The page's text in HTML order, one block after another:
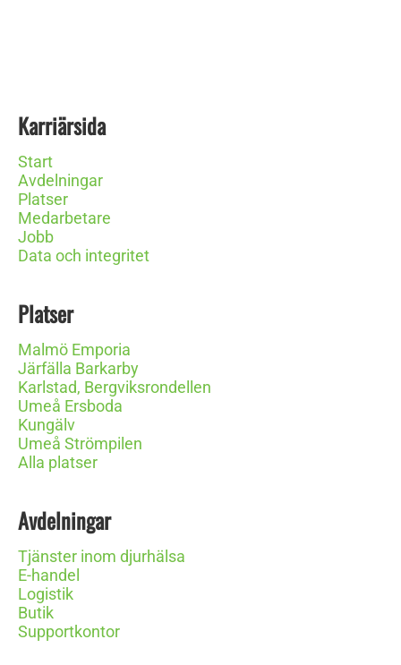
Karriärsida
Start
Avdelningar
Platser
Medarbetare
Jobb
Data och integritet
Platser
Malmö Emporia
Järfälla Barkarby
Karlstad, Bergviksrondellen
Umeå Ersboda
Kungälv
Umeå Strömpilen
Alla platser
Avdelningar
Tjänster inom djurhälsa
E-handel
Logistik
Butik
Supportkontor